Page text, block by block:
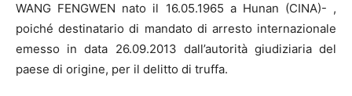
WANG FENGWEN nato il 16.05.1965 a Hunan (CINA)- ,
poiché destinatario di mandato di arresto internazionale
emesso in data 26.09.2013 dall’autorità giudiziaria del
paese di origine, per il delitto di truffa.